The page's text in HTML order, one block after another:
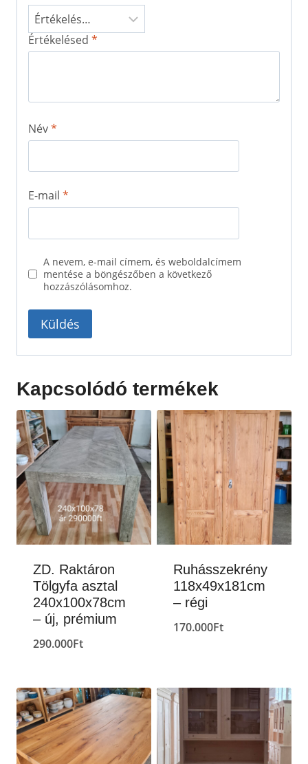
Értékelésed *
Név*
E-mail *
A nevem, e-mail címem, és weboldalcímem
mentése a böngészőben a következő
hozzászólásomhoz.
Kapcsolódó termékek
ZD. Raktáron
Tölgyfa asztal
240x100x78cm
– új, prémium
290.000Ft
Ruhásszekrény
118x49x181cm
– régi
170.000Ft